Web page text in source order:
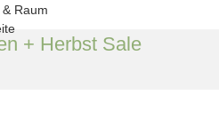
+ Herbst Sale